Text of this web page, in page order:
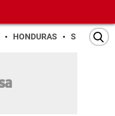
HONDURAS SAN PEDRO